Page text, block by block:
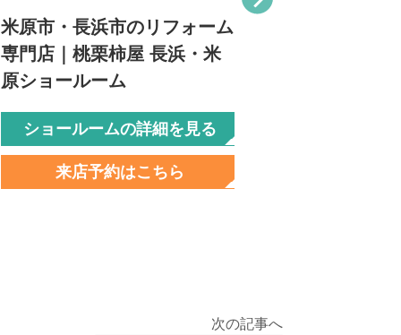
米原市・長浜市のリフォーム
専門店｜桃栗柿屋 長浜・米
原ショールーム
ショールームの詳細を見る
来店予約はこちら
次の記事へ